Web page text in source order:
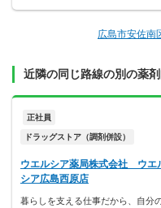
広島市安佐南
近隣の同じ路線の別の薬
正社員
ドラッグストア（調剤併設）
ウエルシア薬局株式会社 ウエ
シア広島西原店
暮らしを支える仕事だから、自分